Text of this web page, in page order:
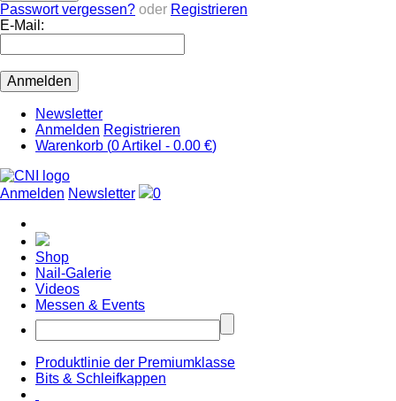
Passwort vergessen? oder Registrieren
E-Mail:
Newsletter
Anmelden Registrieren
Warenkorb (0Artikel - 0.00 €)
Anmelden Newsletter 0
Shop
Nail-Galerie
Videos
Messen & Events
Produktlinie der Premiumklasse
Bits & Schleifkappen